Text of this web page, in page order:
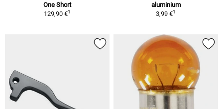
One Short
129,90 €1
aluminium
3,99 €1